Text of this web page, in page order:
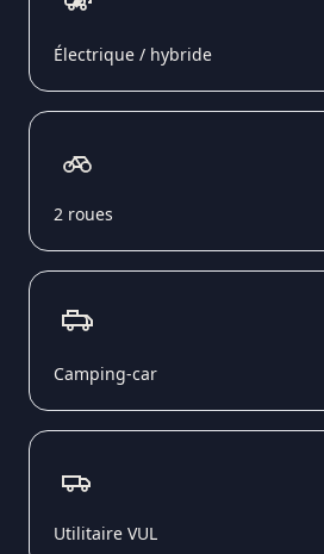
Électrique / hybride
2 roues
Camping-car
Utilitaire VUL